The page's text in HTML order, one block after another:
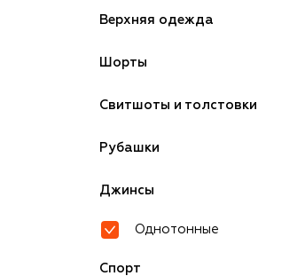
Верхняя одежда
Шорты
Свитшоты и толстовки
Рубашки
Джинсы
Однотонные
Спорт